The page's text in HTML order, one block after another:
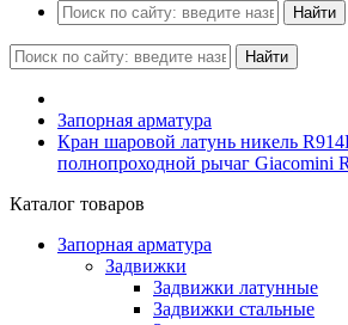
Найти
Найти
Запорная арматура
Кран шаровой латунь никель
полнопроходной рычаг Giacomini
Каталог товаров
Запорная арматура
Задвижки
Задвижки латунные
Задвижки стальные